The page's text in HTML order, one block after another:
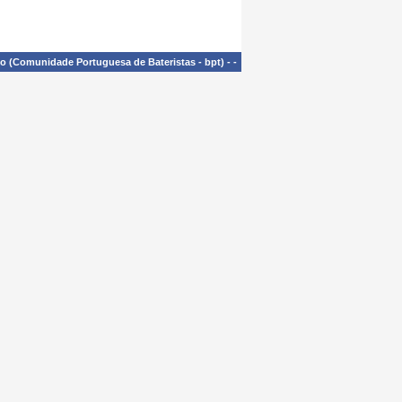
(Comunidade Portuguesa de Bateristas - bpt) - -